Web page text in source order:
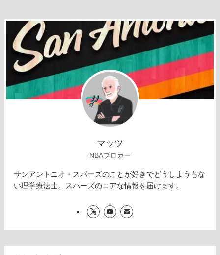
マッツ
NBAブロガー
サンアントニオ・スパーズのことが好きでどうしようもな
い理学療法士。スパーズのコアな情報を届けます。